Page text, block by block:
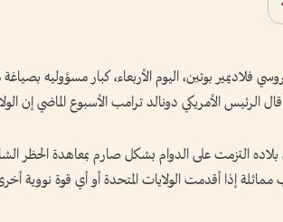
فلاديمير بوتين، اليوم الأربعاء، كبار مسؤوليه
الرئيس الأمريكي دونالد ترامب الأسبوع الماضي إن
بلاده التزمت على الدوام بشكل صارم بمعاهدة الحظر
إذا أقدمت الولايات المتحدة أو أي قوة نووية